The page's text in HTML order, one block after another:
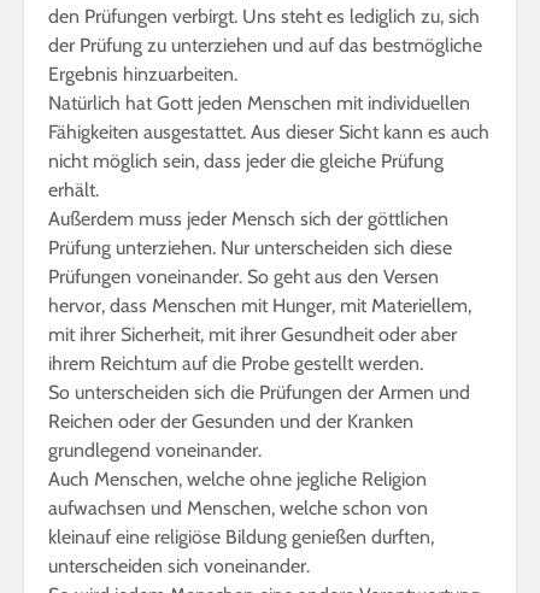
den Prüfungen verbirgt. Uns steht es lediglich zu, sich
der Prüfung zu unterziehen und auf das bestmögliche
Ergebnis hinzuarbeiten.
Natürlich hat Gott jeden Menschen mit individuellen
Fähigkeiten ausgestattet. Aus dieser Sicht kann es auch
nicht möglich sein, dass jeder die gleiche Prüfung
erhält.
Außerdem muss jeder Mensch sich der göttlichen
Prüfung unterziehen. Nur unterscheiden sich diese
Prüfungen voneinander. So geht aus den Versen
hervor, dass Menschen mit Hunger, mit Materiellem,
mit ihrer Sicherheit, mit ihrer Gesundheit oder aber
ihrem Reichtum auf die Probe gestellt werden.
So unterscheiden sich die Prüfungen der Armen und
Reichen oder der Gesunden und der Kranken
grundlegend voneinander.
Auch Menschen, welche ohne jegliche Religion
aufwachsen und Menschen, welche schon von
kleinauf eine religiöse Bildung genießen durften,
unterscheiden sich voneinander.